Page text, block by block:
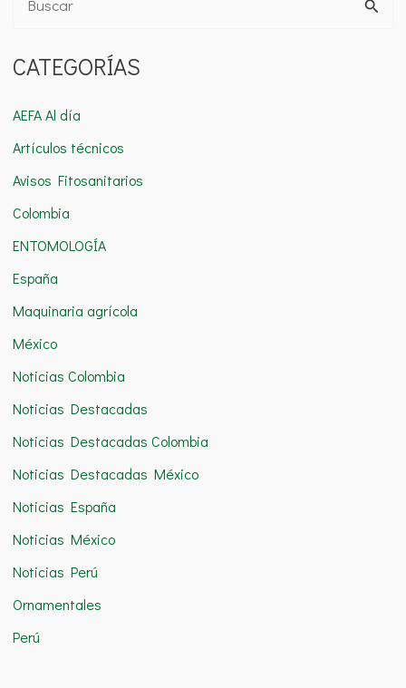
s
a
r
p
o
r
:
CATEGORÍAS
AEFA Al día
Artículos técnicos
Avisos Fitosanitarios
Colombia
ENTOMOLOGÍA
España
Maquinaria agrícola
México
Noticias Colombia
Noticias Destacadas
Noticias Destacadas Colombia
Noticias Destacadas México
Noticias España
Noticias México
Noticias Perú
Ornamentales
Perú